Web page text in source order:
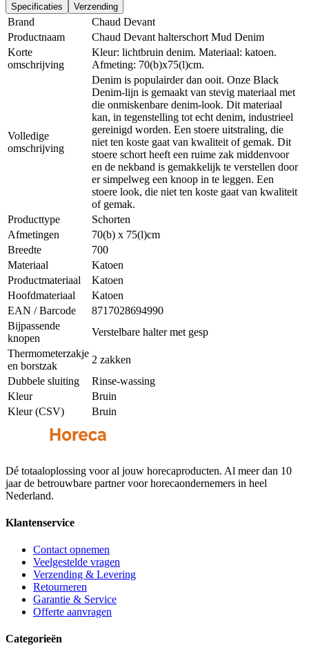
Specificaties Verzending
Brand
Chaud Devant
Productnaam
Chaud Devant halterschort Mud Denim
Korte
omschrijving
Kleur: lichtbruin denim. Materiaal: katoen.
Afmeting: 70(b)x75(l)cm.
Volledige
omschrijving
Denim is populairder dan ooit. Onze Black
Denim-lijn is gemaakt van stevig materiaal met
die onmiskenbare denim-look. Dit materiaal
kan, in tegenstelling tot echt denim, industrieel
gereinigd worden. Een stoere uitstraling, die
niet ten koste gaat van kwaliteit of gemak. Dit
stoere schort heeft een ruime zak middenvoor
en de nekband is gemakkelijk te verstellen door
er simpelweg een knoop in te leggen. Een
stoere look, die niet ten koste gaat van kwaliteit
of gemak.
Producttype
Schorten
Afmetingen
70(b) x 75(l)cm
Breedte
700
Materiaal
Katoen
Productmateriaal
Katoen
Hoofdmateriaal
Katoen
EAN / Barcode
8717028694990
Bijpassende
knopen
Verstelbare halter met gesp
Thermometerzakje
en borstzak
2 zakken
Dubbele sluiting
Rinse-wassing
Kleur
Bruin
Kleur (CSV)
Bruin
Dé totaaloplossing voor al jouw horecaproducten. Al meer dan 10
jaar de betrouwbare partner voor horecaondernemers in heel
Nederland.
Klantenservice
Contact opnemen
Veelgestelde vragen
Verzending & Levering
Retourneren
Garantie & Service
Offerte aanvragen
Categorieën